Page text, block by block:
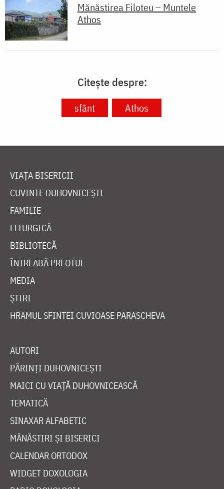
Mănăstirea Filoteu – Muntele
Athos
Citește despre:
sfânt Athos
VIAȚA BISERICII
CUVINTE DUHOVNICEȘTI
FAMILIE
LITURGICĂ
BIBLIOTECĂ
ÎNTREABĂ PREOTUL
MEDIA
ȘTIRI
HRAMUL SFINTEI CUVIOASE PARASCHEVA
AUTORI
PĂRINȚI DUHOVNICEȘTI
MAICI CU VIAȚĂ DUHOVNICEASCĂ
TEMATICĂ
SINAXAR ALFABETIC
MĂNĂSTIRI ȘI BISERICI
CALENDAR ORTODOX
WIDGET DOXOLOGIA